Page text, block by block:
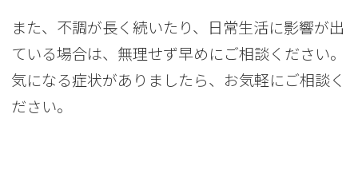
また、不調が長く続いたり、日常生活に影響が出
ている場合は、無理せず早めにご相談ください。
気になる症状がありましたら、お気軽にご相談く
ださい。